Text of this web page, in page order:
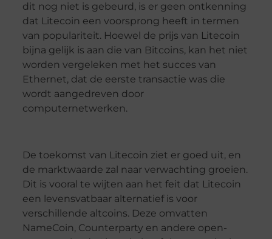
dit nog niet is gebeurd, is er geen ontkenning
dat Litecoin een voorsprong heeft in termen
van populariteit. Hoewel de prijs van Litecoin
bijna gelijk is aan die van Bitcoins, kan het niet
worden vergeleken met het succes van
Ethernet, dat de eerste transactie was die
wordt aangedreven door
computernetwerken.
De toekomst van Litecoin ziet er goed uit, en
de marktwaarde zal naar verwachting groeien.
Dit is vooral te wijten aan het feit dat Litecoin
een levensvatbaar alternatief is voor
verschillende altcoins. Deze omvatten
NameCoin, Counterparty en andere open-